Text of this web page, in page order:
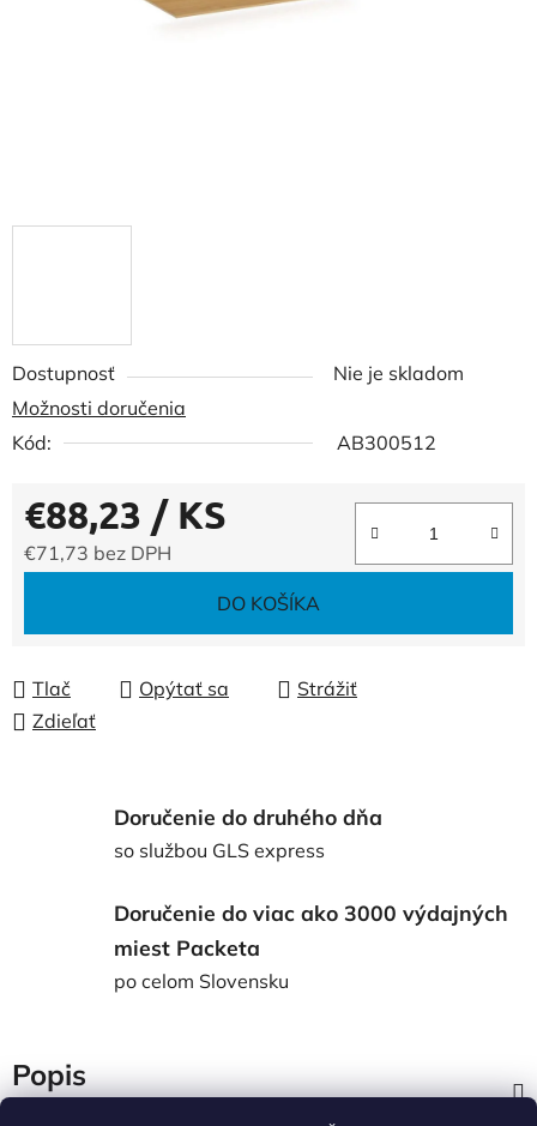
Dostupnosť
Nie je skladom
Možnosti doručenia
Kód:
AB300512
€88,23 / KS
€71,73 bez DPH
DO KOŠÍKA
Tlač Opýtať sa
Strážiť
Zdieľať
Doručenie do druhého dňa
so službou GLS express
Doručenie do viac ako 3000 výdajných
miest Packeta
po celom Slovensku
Popis